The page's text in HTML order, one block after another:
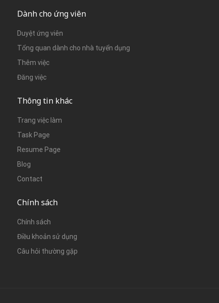
Dành cho ứng viên
Duyệt ứng viên
Tổng quan dành cho nhà tuyển dụng
Thêm việc
Đăng việc
Thông tin khác
Trang việc làm
Task Page
Resume Page
Blog
Contact
Chính sách
Chính sách
Điều khoản sử dụng
Câu hỏi thường gặp